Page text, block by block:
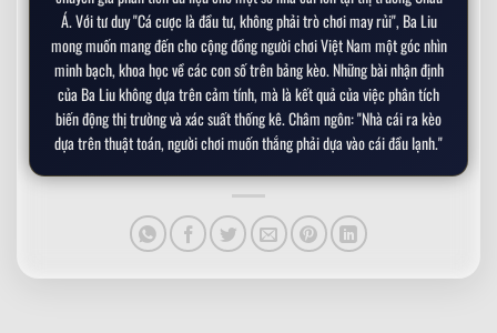
➤ Top 5 Siêu Xe Đắt Nhất Trong Bộ Sưu Tập Của
Kylian Mbappe
➤
Cuộc Sống Giản Dị Của Messi Bên Vợ Con – Hạnh
Phúc Trong Sự Bình Yên
CAM trong bóng đá là gì?
Á. Với tư duy "Cá cược là đầu tư, không phải trò chơi may rủi", Ba Liu
mong muốn mang đến cho cộng đồng người chơi Việt Nam một góc nhìn
minh bạch, khoa học về các con số trên bảng kèo. Những bài nhận định
của Ba Liu không dựa trên cảm tính, mà là kết quả của việc phân tích
biến động thị trường và xác suất thống kê. Châm ngôn: "Nhà cái ra kèo
dựa trên thuật toán, người chơi muốn thắng phải dựa vào cái đầu lạnh."